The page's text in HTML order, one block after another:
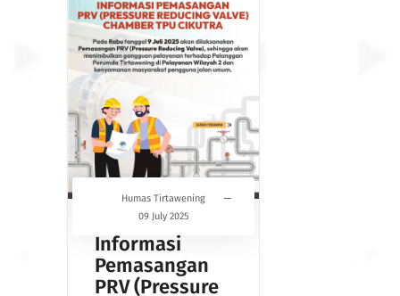
Humas Tirtawening
09 July 2025
Informasi
Pemasangan
PRV (Pressure